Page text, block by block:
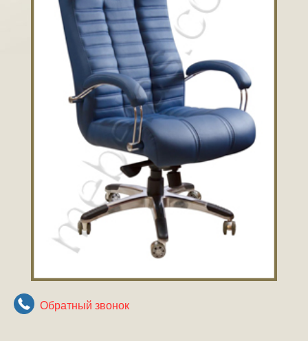
Обратный звонок